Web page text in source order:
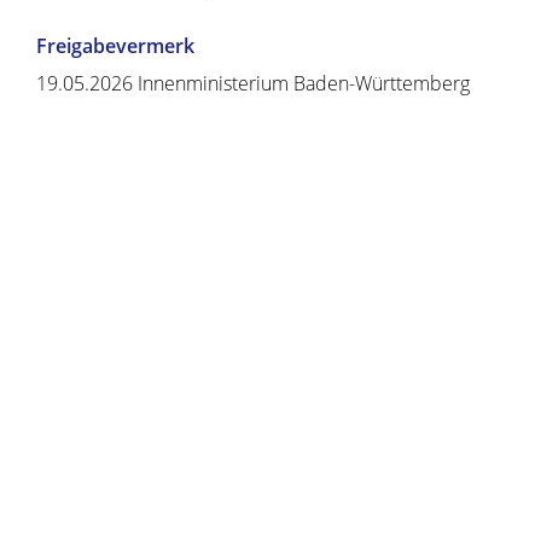
Freigabevermerk
19.05.2026 Innenministerium Baden-Württemberg